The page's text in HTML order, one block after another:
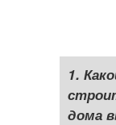
1.
дома